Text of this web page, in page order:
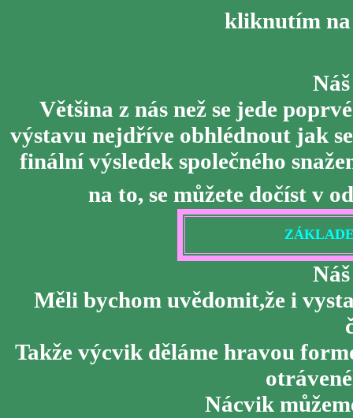
kliknutím
Většina z nás než se jede
výstavu nejdříve obhlédnout jak
finální výsledek společného
na to, se můžete dočíst v
Měli bychom uvědomit,že i
Takže výcvik děláme hravou
Nácvik